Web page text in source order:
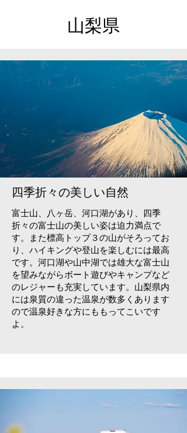
山梨県
四季折々の美しい自然
富士山、八ヶ岳、河口湖があり、四季
折々の富士山の美しい姿は迫力満点で
す。また標高トップ３の山がそろってお
り、ハイキングや登山を楽しむには最高
です。河口湖や山中湖では雄大な富士山
を望みながらボート遊びやキャンプなど
のレジャーも充実しています。山梨県内
には泉質の違った温泉が数多くあります
ので温泉好きな方にももってこいです
よ。